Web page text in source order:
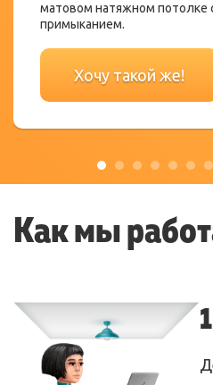
матовом натяжном потолке
примыканием.
Хочу такой же!
Как мы
1